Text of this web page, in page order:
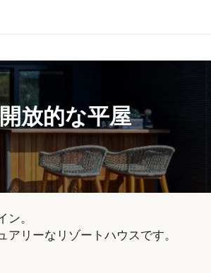
放的な平屋
。
リーなリゾートハウスです。